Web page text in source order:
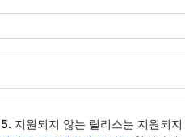
. 지원되지 않는 릴리스는 지원되